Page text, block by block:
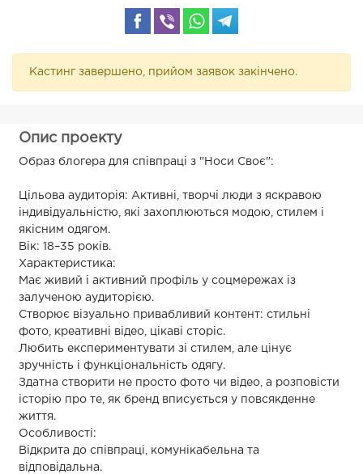
Кастинг завершено, прийом заявок закінчено.
Опис проекту
Образ блогера для співпраці з "Носи Своє":
Цільова аудиторія: Активні, творчі люди з яскравою
індивідуальністю, які захоплюються модою, стилем і
якісним одягом.
Вік: 18–35 років.
Характеристика:
Має живий і активний профіль у соцмережах із
залученою аудиторією.
Створює візуально привабливий контент: стильні
фото, креативні відео, цікаві сторіс.
Любить експериментувати зі стилем, але цінує
зручність і функціональність одягу.
Здатна створити не просто фото чи відео, а розповісти
історію про те, як бренд вписується у повсякденне
життя.
Особливості:
Відкрита до співпраці, комунікабельна та
відповідальна.